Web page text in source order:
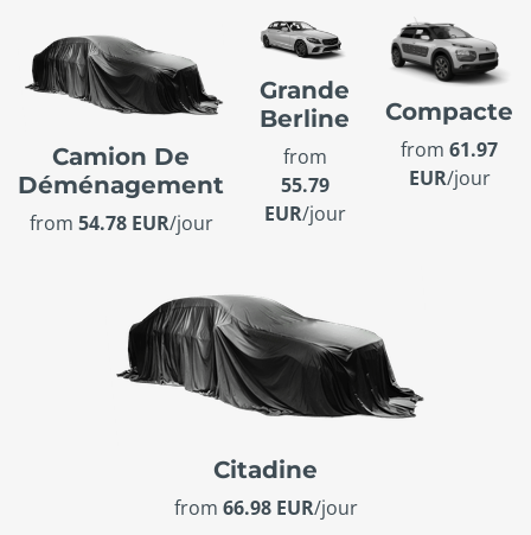
Camion De
Déménagement
from 54.78 EUR/jour
Grande
Berline
from
55.79
EUR/jour
Compacte
from 61.97
EUR/jour
Citadine
from 66.98 EUR/jour